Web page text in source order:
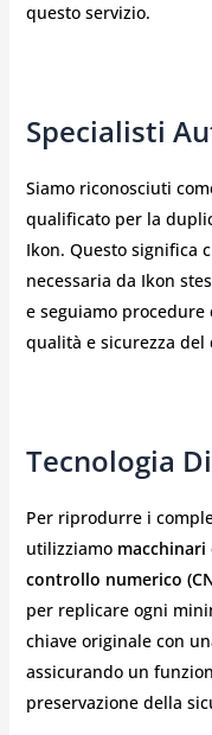
questo servizio.
Specialisti
Siamo riconosciuti
qualificato per la
Ikon. Questo significa
necessaria da Ikon
e seguiamo
qualità e sicurezza del
Tecnologia
Per riprodurre i
utilizziamo
controllo numerico
per replicare ogni
chiave originale con
assicurando un
preservazione della